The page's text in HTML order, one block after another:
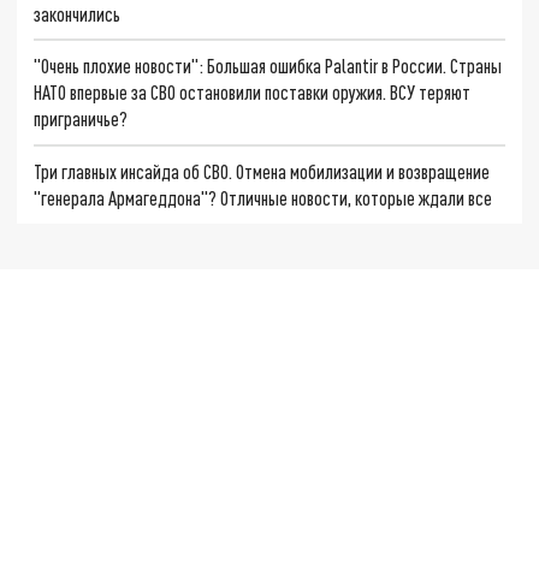
закончились
"Очень плохие новости": Большая ошибка Palantir в России. Страны
НАТО впервые за СВО остановили поставки оружия. ВСУ теряют
приграничье?
Три главных инсайда об СВО. Отмена мобилизации и возвращение
"генерала Армагеддона"? Отличные новости, которые ждали все